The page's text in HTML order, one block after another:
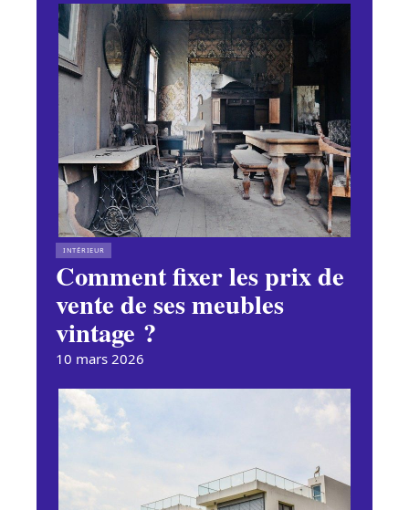
INTÉRIEUR
Comment fixer les prix de
vente de ses meubles
vintage ?
10 mars 2026